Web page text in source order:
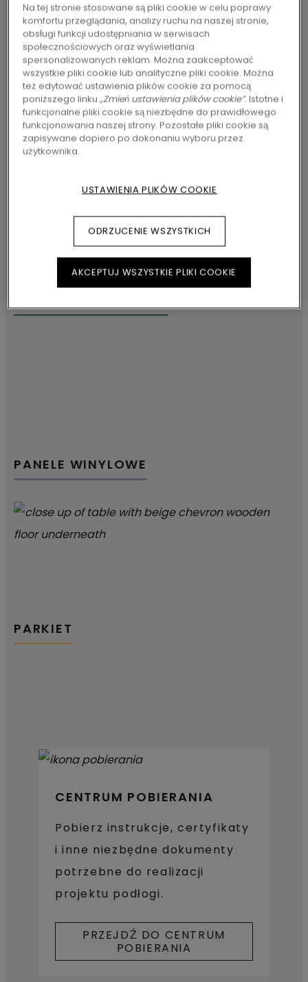
całym świecie.
ODKRYJ NASZE WSZYSTKIE
PODŁOGI
PANELE WINYLOWE
PARKIET
CENTRUM POBIERANIA
Pobierz instrukcje, certyfikaty
i inne niezbędne dokumenty
potrzebne do realizacji
projektu podłogi.
PRZEJDŹ DO CENTRUM
POBIERANIA
Na tej stronie stosowane są pliki cookie w celu poprawy
komfortu przeglądania, analizy ruchu na naszej stronie,
obsługi funkcji udostępniania w serwisach
społecznościowych oraz wyświetlania
spersonalizowanych reklam. Można zaakceptować
wszystkie pliki cookie lub analityczne pliki cookie. Można
też edytować ustawienia plików cookie za pomocą
poniższego linku„Zmień ustawienia plików cookie”. Istotne i
funkcjonalne pliki cookie są niezbędne do prawidłowego
funkcjonowania naszej strony. Pozostałe pliki cookie są
zapisywane dopiero po dokonaniu wyboru przez
użytkownika.
USTAWIENIA PLIKÓW COOKIE
ODRZUCENIE WSZYSTKICH
AKCEPTUJ WSZYSTKIE PLIKI COOKIE